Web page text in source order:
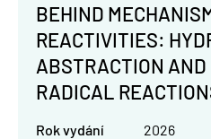
BEHIND
REACTIVITIES:
ABSTRACTION
RADICAL
Rok vydání 2026